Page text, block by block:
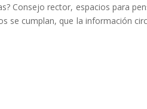
Consejo rector, espacios para
se cumplan, que la información